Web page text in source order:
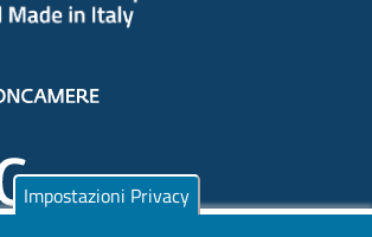
Impostazioni Privacy